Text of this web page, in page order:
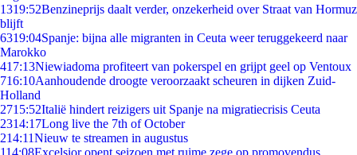
1319:52Benzineprijs daalt verder, onzekerheid over Straat van Hormuz
blijft
6319:04Spanje: bijna alle migranten in Ceuta weer teruggekeerd naar
Marokko
417:13Niewiadoma profiteert van pokerspel en grijpt geel op Ventoux
716:10Aanhoudende droogte veroorzaakt scheuren in dijken Zuid-
Holland
2715:52Italië hindert reizigers uit Spanje na migratiecrisis Ceuta
2314:17Long live the 7th of October
214:11Nieuw te streamen in augustus
114:08Excelsior opent seizoen met ruime zege op promovendus